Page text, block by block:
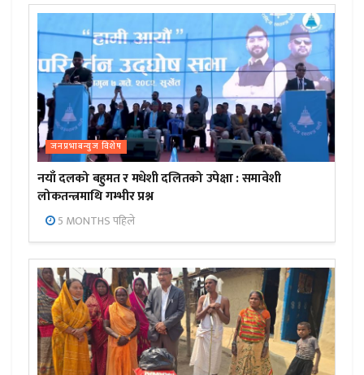
जनप्रभाबन्युज विशेष
नयाँ दलको बहुमत र मधेशी दलितको उपेक्षा : समावेशी
लोकतन्त्रमाथि गम्भीर प्रश्न
5 MONTHS पहिले